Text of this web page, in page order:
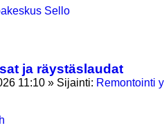
Sello
ja räystäslaudat
11:10 » Sijainti: Remontointi